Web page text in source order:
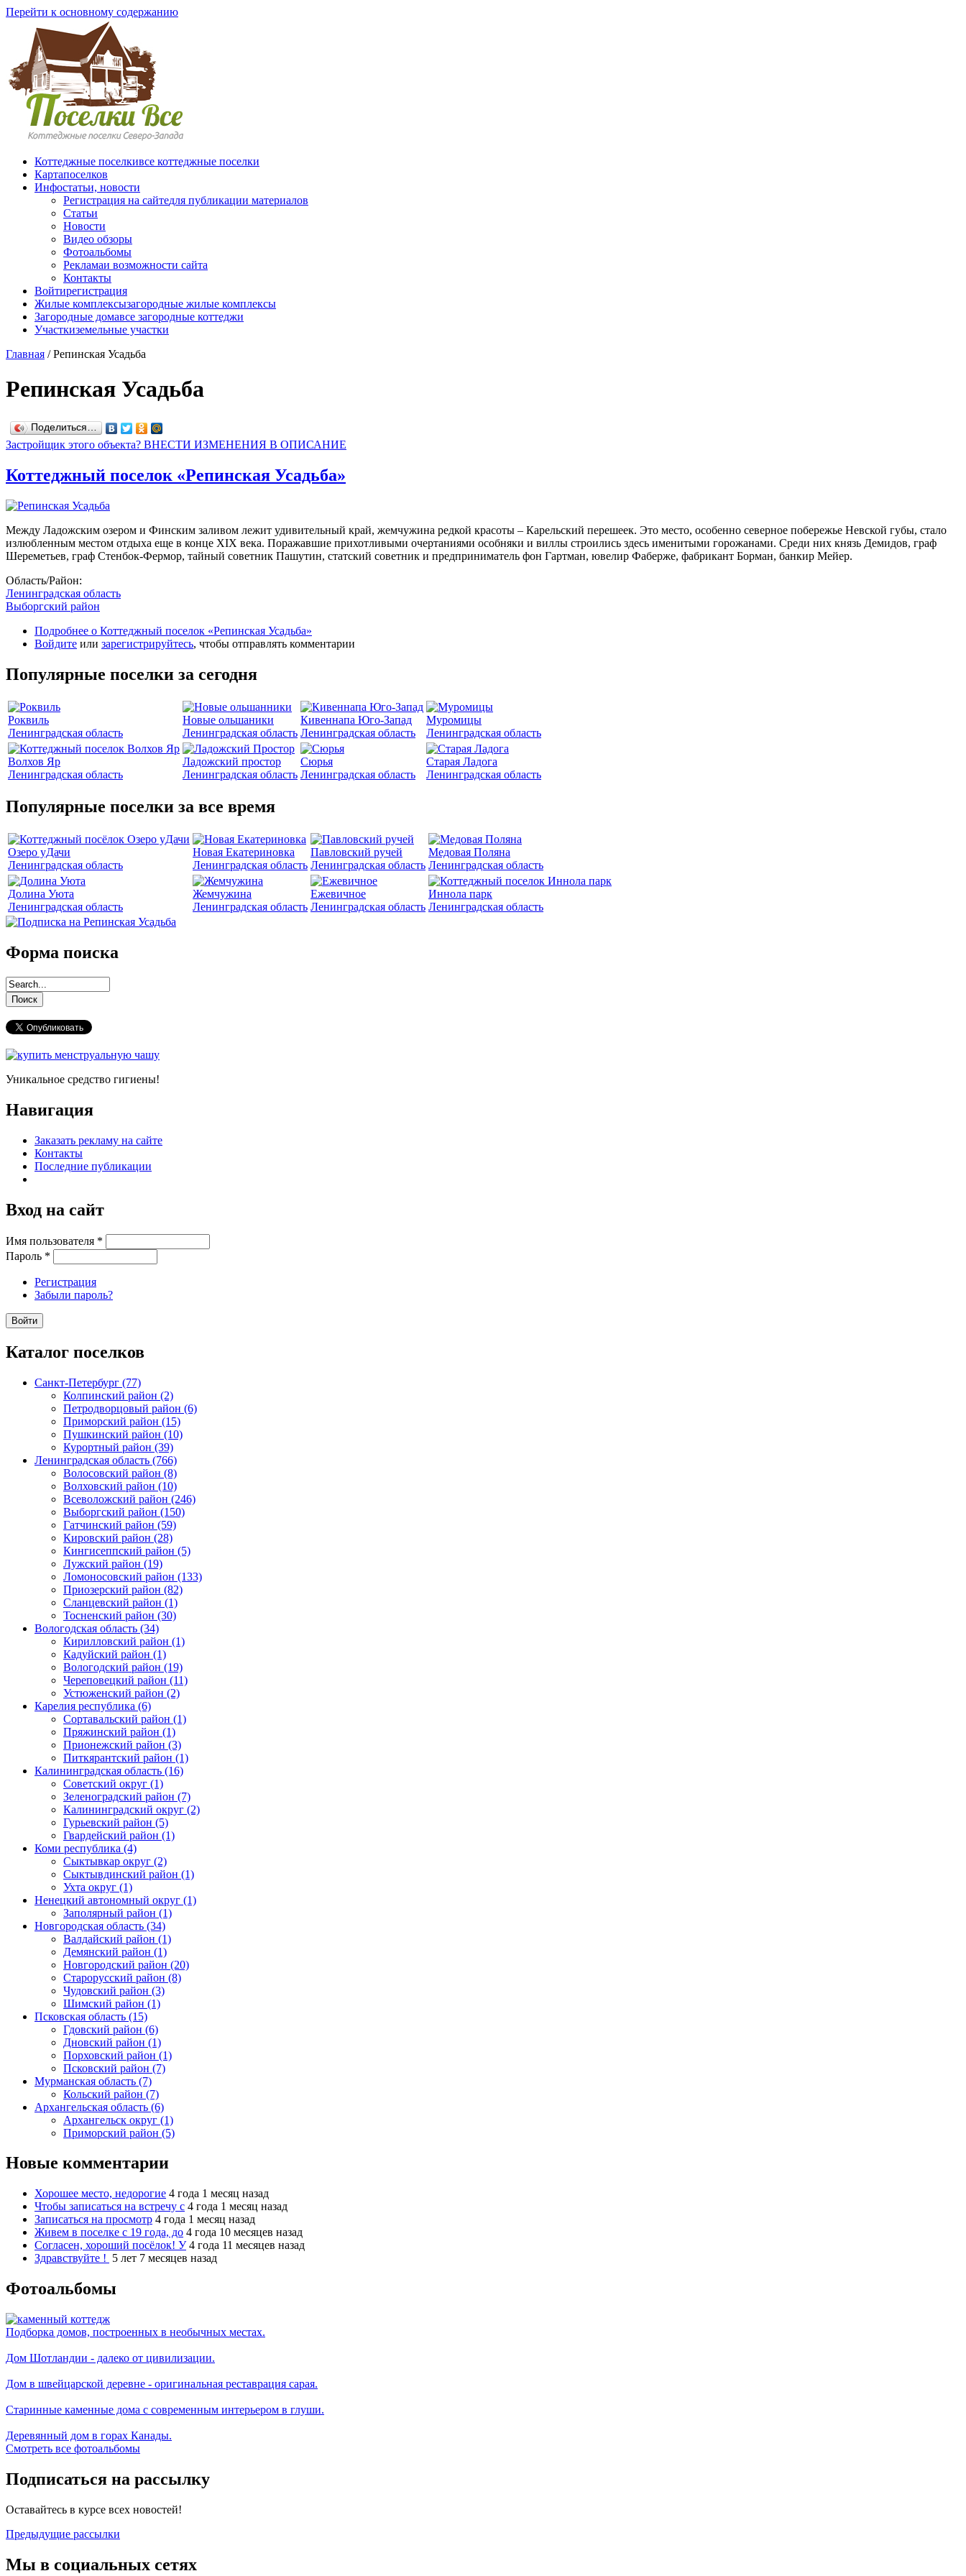
Перейти к основному содержанию
Коттеджные поселкивсе коттеджные поселки
Картапоселков
Инфостатьи, новости
Регистрация на сайтедля публикации материалов
Статьи
Новости
Видео обзоры
Фотоальбомы
Рекламаи возможности сайта
Контакты
Войтирегистрация
Жилые комплексызагородные жилые комплексы
Загородные домавсе загородные коттеджи
Участкиземельные участки
Главная /Репинская Усадьба
Репинская Усадьба
Поделиться…
Застройщик этого объекта? ВНЕСТИ ИЗМЕНЕНИЯ В ОПИСАНИЕ
Коттеджный поселок «Репинская Усадьба»
Между Ладожским озером и Финским заливом лежит удивительный край, жемчужина редкой красоты – Карельский перешеек. Это место, особенно северное побережье Невской губы, стало
излюбленным местом отдыха еще в конце XIX века. Поражавшие прихотливыми очертаниями особняки и виллы строились здесь именитыми горожанами. Среди них князь Демидов, граф
Шереметьев, граф Стенбок-Фермор, тайный советник Пашутин, статский советник и предприниматель фон Гартман, ювелир Фаберже, фабрикант Борман, банкир Мейер.
Область/Район:
Ленинградская область
Выборгский район
Подробнее о Коттеджный поселок «Репинская Усадьба»
Войдите или зарегистрируйтесь, чтобы отправлять комментарии
Популярные поселки за сегодня
Роквиль
Ленинградская область
Новые ольшаники
Ленинградская область
Кивеннапа Юго-Запад
Ленинградская область
Муромицы
Ленинградская область
Волхов Яр
Ленинградская область
Ладожский простор
Ленинградская область
Сюрья
Ленинградская область
Старая Ладога
Ленинградская область
Популярные поселки за все время
Озеро уДачи
Ленинградская область
Новая Екатериновка
Ленинградская область
Павловский ручей
Ленинградская область
Медовая Поляна
Ленинградская область
Долина Уюта
Ленинградская область
Жемчужина
Ленинградская область
Ежевичное
Ленинградская область
Иннола парк
Ленинградская область
Форма поиска
Уникальное средство гигиены!
Навигация
Заказать рекламу на сайте
Контакты
Последние публикации
Вход на сайт
Имя пользователя *
Пароль *
Регистрация
Забыли пароль?
Каталог поселков
Санкт-Петербург (77)
Колпинский район (2)
Петродворцовый район (6)
Приморский район (15)
Пушкинский район (10)
Курортный район (39)
Ленинградская область (766)
Волосовский район (8)
Волховский район (10)
Всеволожский район (246)
Выборгский район (150)
Гатчинский район (59)
Кировский район (28)
Кингисеппский район (5)
Лужский район (19)
Ломоносовский район (133)
Приозерский район (82)
Сланцевский район (1)
Тосненский район (30)
Вологодская область (34)
Кирилловский район (1)
Кадуйский район (1)
Вологодский район (19)
Череповецкий район (11)
Устюженский район (2)
Карелия республика (6)
Сортавальский район (1)
Пряжинский район (1)
Прионежский район (3)
Питкярантский район (1)
Калининградская область (16)
Советский округ (1)
Зеленоградский район (7)
Калининградский округ (2)
Гурьевский район (5)
Гвардейский район (1)
Коми республика (4)
Сыктывкар округ (2)
Сыктывдинский район (1)
Ухта округ (1)
Ненецкий автономный округ (1)
Заполярный район (1)
Новгородская область (34)
Валдайский район (1)
Демянский район (1)
Новгородский район (20)
Старорусский район (8)
Чудовский район (3)
Шимский район (1)
Псковская область (15)
Гдовский район (6)
Дновский район (1)
Порховский район (1)
Псковский район (7)
Мурманская область (7)
Кольский район (7)
Архангельская область (6)
Архангельск округ (1)
Приморский район (5)
Новые комментарии
Хорошее место, недорогие 4 года 1 месяц назад
Чтобы записаться на встречу с 4 года 1 месяц назад
Записаться на просмотр 4 года 1 месяц назад
Живем в поселке с 19 года, до 4 года 10 месяцев назад
Согласен, хороший посёлок! У 4 года 11 месяцев назад
Здравствуйте ! 5 лет 7 месяцев назад
Фотоальбомы
Подборка домов, построенных в необычных местах.
Дом Шотландии - далеко от цивилизации.
Дом в швейцарской деревне - оригинальная реставрация сарая.
Старинные каменные дома с современным интерьером в глуши.
Деревянный дом в горах Канады.
Смотреть все фотоальбомы
Подписаться на рассылку
Оставайтесь в курсе всех новостей!
Предыдущие рассылки
Мы в социальных сетях